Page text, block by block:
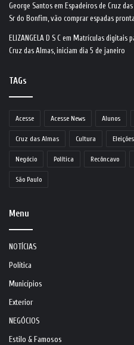
George Santos em Espadeiros de Cruz
Sr do Bonfim, vão comprar espadas
ELIZANGELA D S C em Matrículas digitais
Cruz das Almas, iniciam dia 5 de janeiro
TAGs
Acesse Acesse News Alunos
Cruz das Almas Cultura Eleições
Negócio Política Recôncavo
São Paulo
Menu
NOTÍCIAS
Política
Municípios
Exterior
NEGÓCIOS
Estilo & Famosos